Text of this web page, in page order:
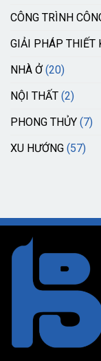
CÔNG TRÌNH
GIẢI PHÁP THIẾT
NHÀ Ở(20)
NỘI THẤT (2)
PHONG THỦY (7)
XU HƯỚNG (57)